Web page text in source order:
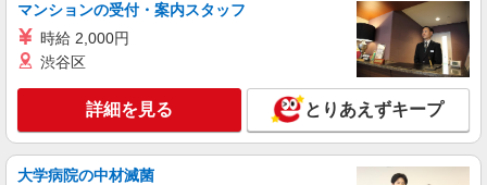
キープ 詳細を見る
LAPI-Staff株式会社 関西エリア/軽作業
おもちゃ・玩具のピッキング、梱包
時給1,750円以上（深夜手当含む）＋交通費全
額支給 ◆月収例 308,000円 （夜勤シフト 21時〜
マンションの受付・案内スタッフ
時給 2,000円
渋谷区
詳細を見る とりあえずキープ
大学病院の中材滅菌